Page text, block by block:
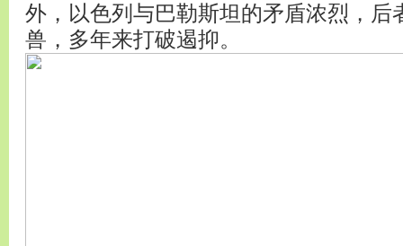
外，以色列与巴勒斯坦的矛盾浓烈，后
兽，多年来打破遏抑。